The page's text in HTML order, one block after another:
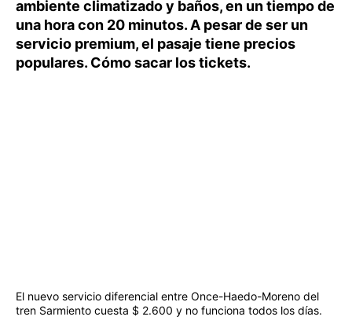
ambiente climatizado y baños, en un tiempo de
una hora con 20 minutos. A pesar de ser un
servicio premium, el pasaje tiene precios
populares. Cómo sacar los tickets.
El nuevo servicio diferencial entre Once-Haedo-Moreno del
tren Sarmiento cuesta $ 2.600 y no funciona todos los días.